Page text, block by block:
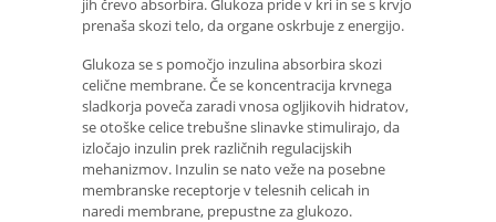
jih črevo absorbira. Glukoza pride v kri in se s krvjo
prenaša skozi telo, da organe oskrbuje z energijo.
Glukoza se s pomočjo inzulina absorbira skozi
celične membrane. Če se koncentracija krvnega
sladkorja poveča zaradi vnosa ogljikovih hidratov,
se otoške celice trebušne slinavke stimulirajo, da
izločajo inzulin prek različnih regulacijskih
mehanizmov. Inzulin se nato veže na posebne
membranske receptorje v telesnih celicah in
naredi membrane, prepustne za glukozo.